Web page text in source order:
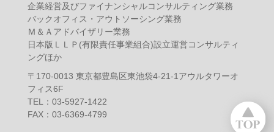
企業経営及びファイナンシャルコンサルティング業務
バックオフィス・アウトソーシング業務
Ｍ＆Ａアドバイザリー業務
日本版ＬＬＰ(有限責任事業組合)設立運営コンサルティ
ングほか
〒170-0013 東京都豊島区東池袋4-21-1アウルタワーオ
フィス6F
TEL：03-5927-1422
FAX：03-6369-4799